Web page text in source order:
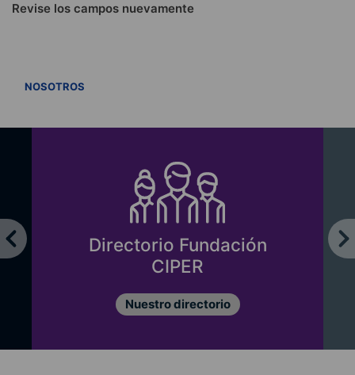
Revise los campos nuevamente
NOSOTROS
Directorio Fundación
CIPER
Nuestro directorio